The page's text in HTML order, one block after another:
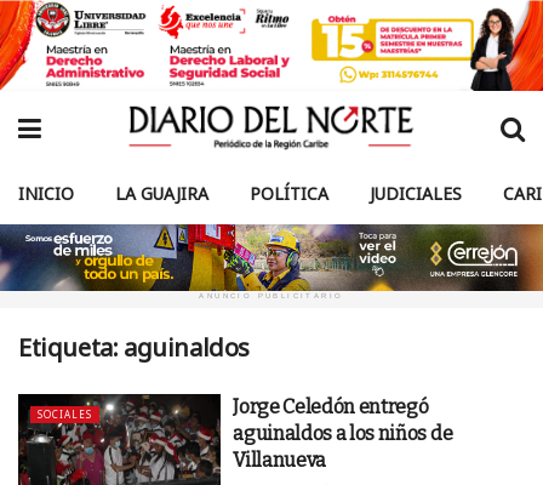
INICIO LA GUAJIRA POLÍTICA JUDICIALES
ANUNCIO PUBLICITARIO
Etiqueta: aguinaldos
SOCIALES
Jorge Celedón entregó
aguinaldos a los niños de
Villanueva